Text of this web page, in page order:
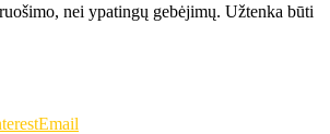
nei ypatingų gebėjimų. Užtenka būti
Email